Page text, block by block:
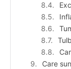
Care